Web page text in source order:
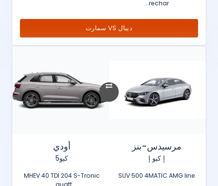
rechar...
ديبال VS سمارت
مرسيدس-بنز
إ كيو إ
SUV 500 4MATIC AMG line
أودي
كيو5
MHEV 40 TDI 204 S-Tronic